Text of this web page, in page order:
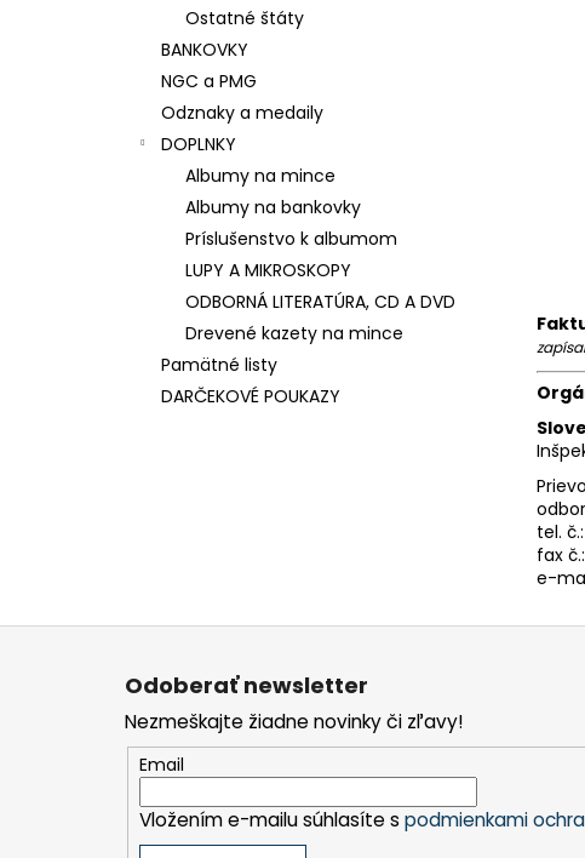
Ostatné štáty
BANKOVKY
NGC a PMG
Odznaky a medaily
DOPLNKY
Albumy na mince
Albumy na bankovky
Príslušenstvo k albumom
LUPY A MIKROSKOPY
ODBORNÁ LITERATÚRA, CD A DVD
Drevené kazety na mince
Pamätné listy
DARČEKOVÉ POUKAZY
tel.
fax
e-
Z
Odoberať newsletter
Nezmeškajte žiadne novinky či zľavy!
Email
Vložením e-mailu súhlasíte s podmienkami